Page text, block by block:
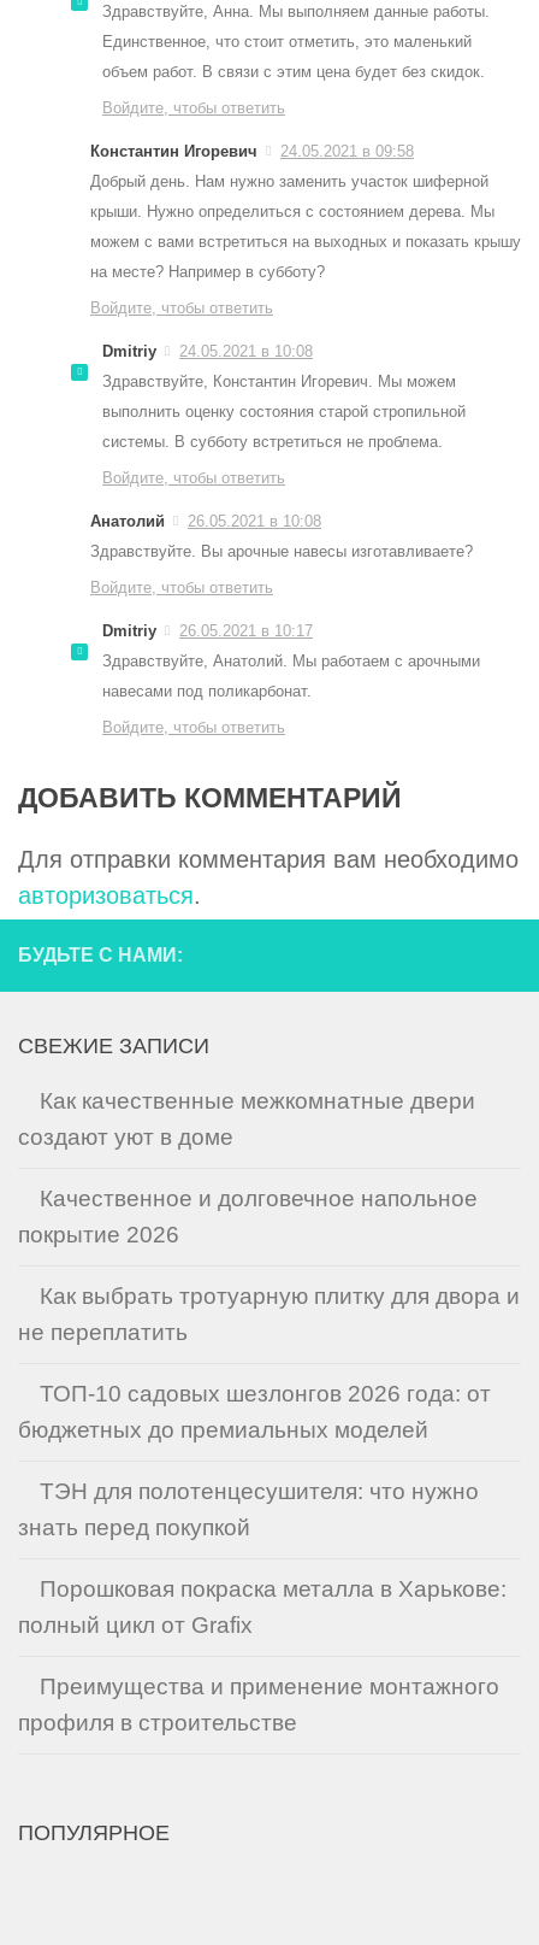
Здравствуйте, Анна. Мы выполняем данные работы.
Единственное, что стоит отметить, это маленький
объем работ. В связи с этим цена будет без скидок.
Войдите, чтобы ответить
Константин Игоревич
24.05.2021 в 09:58
Добрый день. Нам нужно заменить участок шиферной
крыши. Нужно определиться с состоянием дерева. Мы
можем с вами встретиться на выходных и показать крышу
на месте? Например в субботу?
Войдите, чтобы ответить
Dmitriy
24.05.2021 в 10:08
Здравствуйте, Константин Игоревич. Мы можем
выполнить оценку состояния старой стропильной
системы. В субботу встретиться не проблема.
Войдите, чтобы ответить
Анатолий
26.05.2021 в 10:08
Здравствуйте. Вы арочные навесы изготавливаете?
Войдите, чтобы ответить
Dmitriy
26.05.2021 в 10:17
Здравствуйте, Анатолий. Мы работаем с арочными
навесами под поликарбонат.
Войдите, чтобы ответить
ДОБАВИТЬ КОММЕНТАРИЙ
Для отправки комментария вам необходимо
авторизоваться.
БУДЬТЕ С НАМИ:
СВЕЖИЕ ЗАПИСИ
Как качественные межкомнатные двери
создают уют в доме
Качественное и долговечное напольное
покрытие 2026
Как выбрать тротуарную плитку для двора и
не переплатить
ТОП-10 садовых шезлонгов 2026 года: от
бюджетных до премиальных моделей
ТЭН для полотенцесушителя: что нужно
знать перед покупкой
Порошковая покраска металла в Харькове:
полный цикл от Grafix
Преимущества и применение монтажного
профиля в строительстве
ПОПУЛЯРНОЕ